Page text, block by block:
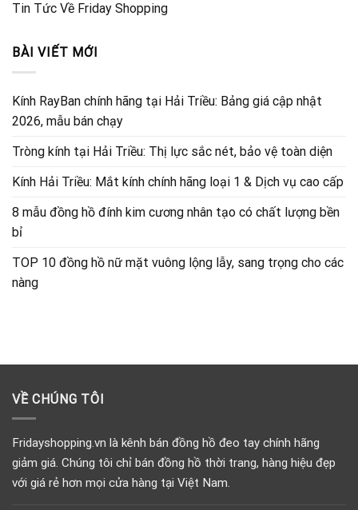
Tin Tức Về Friday Shopping
BÀI VIẾT MỚI
Kính RayBan chính hãng tại Hải Triều: Bảng giá cập nhật
2026, mẫu bán chạy
Tròng kính tại Hải Triều: Thị lực sắc nét, bảo vệ toàn diện
Kính Hải Triều: Mắt kính chính hãng loại 1 & Dịch vụ cao cấp
8 mẫu đồng hồ đính kim cương nhân tạo có chất lượng bền
bỉ
TOP 10 đồng hồ nữ mặt vuông lộng lẫy, sang trọng cho các
nàng
VỀ CHÚNG TÔI
Fridayshopping.vn là kênh bán đồng hồ đeo tay chính hãng
giảm giá. Chúng tôi chỉ bán đồng hồ thời trang, hàng hiệu đẹp
với giá rẻ hơn mọi cửa hàng tại Việt Nam.